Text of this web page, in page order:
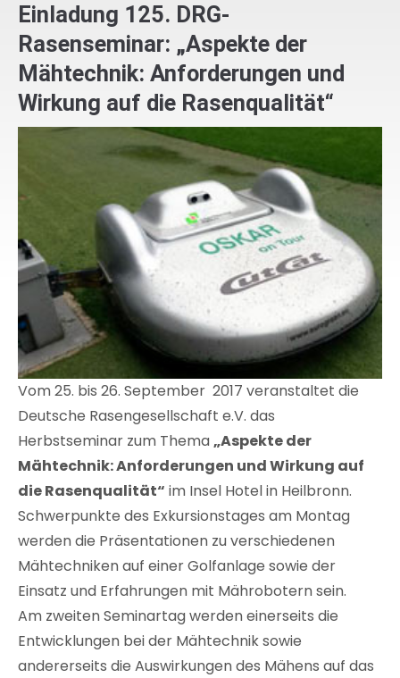
Einladung 125. DRG-
Rasenseminar: „Aspekte der
Mähtechnik: Anforderungen und
Wirkung auf die Rasenqualität“
Vom 25. bis 26. September 2017 veranstaltet die
Deutsche Rasengesellschaft e.V. das
Herbstseminar zum Thema„Aspekte der
Mähtechnik: Anforderungen und Wirkung auf
die Rasenqualität“ im Insel Hotel in Heilbronn.
Schwerpunkte des Exkursionstages am Montag
werden die Präsentationen zu verschiedenen
Mähtechniken auf einer Golfanlage sowie der
Einsatz und Erfahrungen mit Mährobotern sein.
Am zweiten Seminartag werden einerseits die
Entwicklungen bei der Mähtechnik sowie
andererseits die Auswirkungen des Mähens auf das